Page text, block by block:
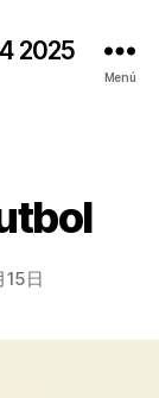
2025
Menú
15日